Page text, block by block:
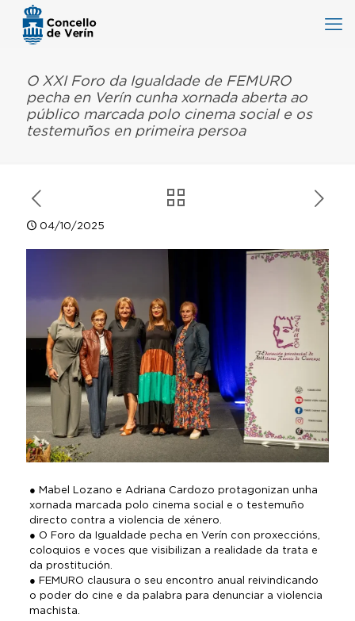
O XXI Foro da Igualdade de FEMURO
pecha en Verín cunha xornada aberta ao
público marcada polo cinema social e os
testemuños en primeira persoa
04/10/2025
● Mabel Lozano e Adriana Cardozo protagonizan unha
xornada marcada polo cinema social e o testemuño
directo contra a violencia de xénero.
● O Foro da Igualdade pecha en Verín con proxeccións,
coloquios e voces que visibilizan a realidade da trata e
da prostitución.
● FEMURO clausura o seu encontro anual reivindicando
o poder do cine e da palabra para denunciar a violencia
machista.